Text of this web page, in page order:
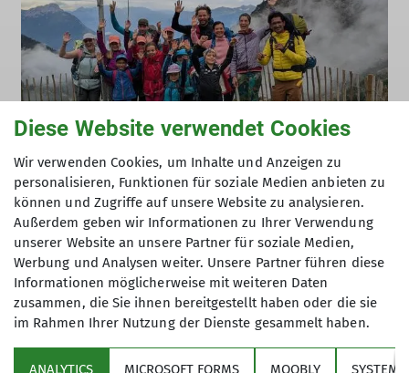
Familienabenteuer in den Alpen
02.08.2026
Über den Verein
Diese Website verwendet Cookies
Wir verwenden Cookies, um Inhalte und Anzeigen zu
personalisieren, Funktionen für soziale Medien anbieten zu
können und Zugriffe auf unsere Website zu analysieren.
Außerdem geben wir Informationen zu Ihrer Verwendung
unserer Website an unsere Partner für soziale Medien,
Werbung und Analysen weiter. Unsere Partner führen diese
Informationen möglicherweise mit weiteren Daten
zusammen, die Sie ihnen bereitgestellt haben oder die sie
im Rahmen Ihrer Nutzung der Dienste gesammelt haben.
ANALYTICS MICROSOFT FORMS MOOBLY SYSTEM